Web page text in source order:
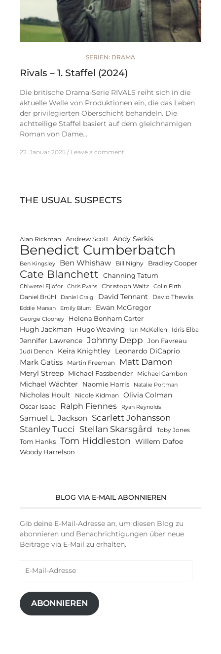
SERIEN: DRAMA
Rivals – 1. Staffel (2024)
Die britische Drama-Serie RIVALS reiht sich in die
aktuelle Welle von Produktionen ein, die das Leben
der privilegierten Oberschicht behandeln. Die
achtteilige Staffel basiert auf dem gleichnamigen
Roman von Dame…
22. Januar 2025 Leave a comment
THE USUAL SUSPECTS
Alan Rickman Andrew Scott Andy Serkis
Benedict Cumberbatch
Ben Kingsley Ben Whishaw Bill Nighy Bradley Cooper
Cate Blanchett Channing Tatum
Chiwetel Ejiofor Chris Evans Christoph Waltz Colin Firth
Daniel Brühl Daniel Craig David Tennant David Thewlis
Eddie Marsan Emily Blunt Ewan McGregor
George Clooney Helena Bonham Carter
Hugh Jackman Hugo Weaving Ian McKellen Idris Elba
Jennifer Lawrence Johnny Depp Jon Favreau
Judi Dench Keira Knightley Leonardo DiCaprio
Mark Gatiss Martin Freeman Matt Damon
Meryl Streep Michael Fassbender Michael Gambon
Michael Wächter Naomie Harris Natalie Portman
Nicholas Hoult Nicole Kidman Olivia Colman
Oscar Isaac Ralph Fiennes Ryan Reynolds
Samuel L. Jackson Scarlett Johansson
Stanley Tucci Stellan Skarsgård Toby Jones
Tom Hanks Tom Hiddleston Willem Dafoe
Woody Harrelson
BLOG VIA E-MAIL ABONNIEREN
Gib deine E-Mail-Adresse an, um diesen Blog zu
abonnieren und Benachrichtigungen über neue
Beiträge via E-Mail zu erhalten.
Mail-
ABONNIEREN